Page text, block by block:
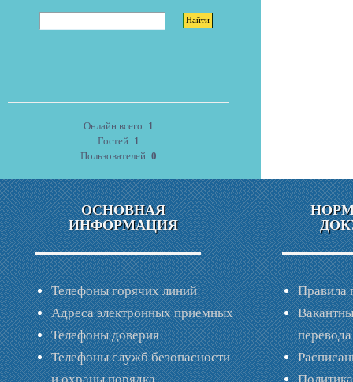
Онлайн всего: 1
Гостей: 1
Пользователей: 0
ОСНОВНАЯ
ИНФОРМАЦИЯ
Телефоны горячих линий
Адреса электронных приемных
Телефоны доверия
Телефоны служб безопасности
Правила
перевода